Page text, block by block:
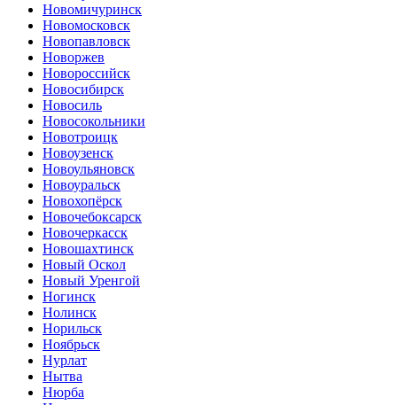
Новомичуринск
Новомосковск
Новопавловск
Новоржев
Новороссийск
Новосибирск
Новосиль
Новосокольники
Новотроицк
Новоузенск
Новоульяновск
Новоуральск
Новохопёрск
Новочебоксарск
Новочеркасск
Новошахтинск
Новый Оскол
Новый Уренгой
Ногинск
Нолинск
Норильск
Ноябрьск
Нурлат
Нытва
Нюрба